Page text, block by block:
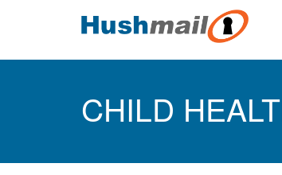
CHILD